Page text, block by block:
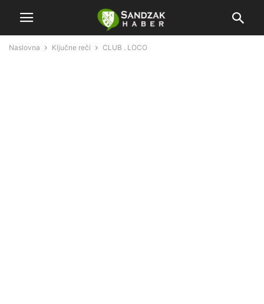
Naslovna Ključne reči CLUB . LOCO